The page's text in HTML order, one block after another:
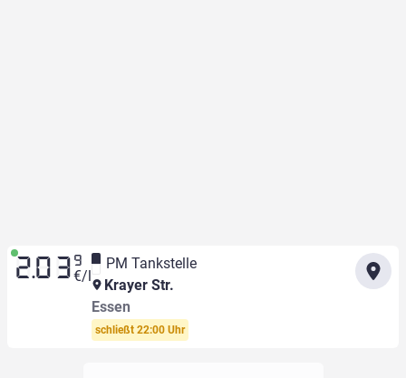
2.03 9
€/l
PM Tankstelle
Krayer Str.
Essen
schließt 22:00 Uhr